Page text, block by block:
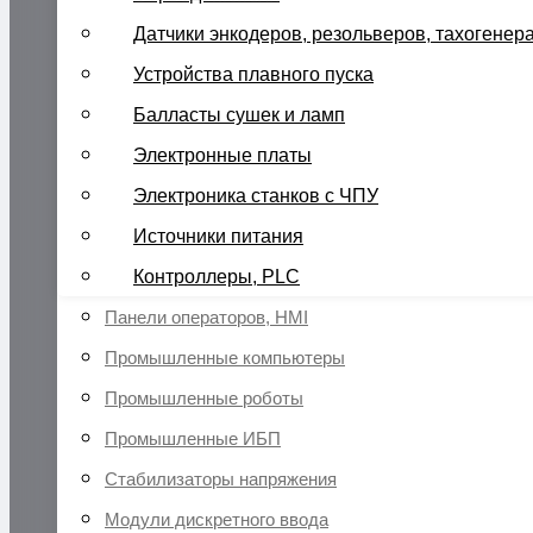
Датчики энкодеров, резольверов,
Устройства плавного пуска
Балласты сушек и ламп
Электронные платы
Электроника станков с ЧПУ
Источники питания
Контроллеры, PLC
Панели операторов, HMI
Промышленные компьютеры
Промышленные роботы
Промышленные ИБП
Стабилизаторы напряжения
Модули дискретного ввода